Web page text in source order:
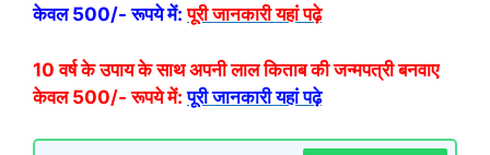
केवल 500/- रूपये में: पूरी जानकारी यहां पढ़े
10 वर्ष के उपाय के साथ अपनी लाल किताब की जन्मपत्री बनवाए
केवल 500/- रूपये में: पूरी जानकारी यहां पढ़े